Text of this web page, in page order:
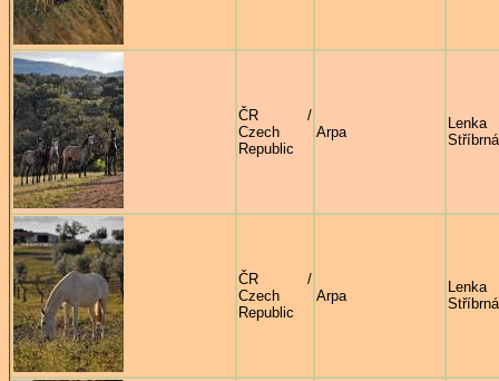
ČR /
Czech
Republic
Arpa
Lenka
Stříbrná
ČR /
Czech
Republic
Arpa
Lenka
Stříbrná